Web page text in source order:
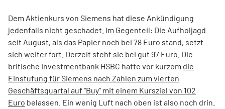
Dem Aktienkurs von Siemens hat diese Ankündigung
jedenfalls nicht geschadet. Im Gegenteil: Die Aufholjagd
seit August, als das Papier noch bei 78 Euro stand, setzt
sich weiter fort. Derzeit steht sie bei gut 97 Euro. Die
britische Investmentbank HSBC hatte vor kurzem die
Einstufung für Siemens nach Zahlen zum vierten
Geschäftsquartal auf "Buy" mit einem Kursziel von 102
Euro belassen. Ein wenig Luft nach oben ist also noch drin.